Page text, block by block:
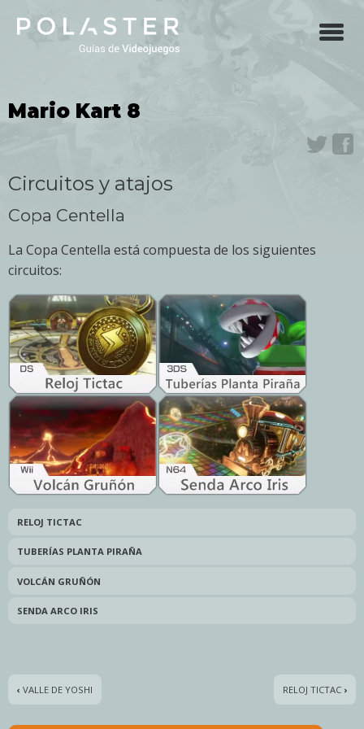
Mario Kart 8
Circuitos y atajos
Copa Centella
La Copa Centella está compuesta de los siguientes
circuitos:
RELOJ TICTAC
TUBERÍAS PLANTA PIRAÑA
VOLCÁN GRUÑÓN
SENDA ARCO IRIS
‹ VALLE DE YOSHI RELOJ TICTAC ›